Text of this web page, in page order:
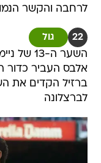
לרחבה והקשר
22 גול
השער ה-
אלבס העביר כדור
לברצלונה